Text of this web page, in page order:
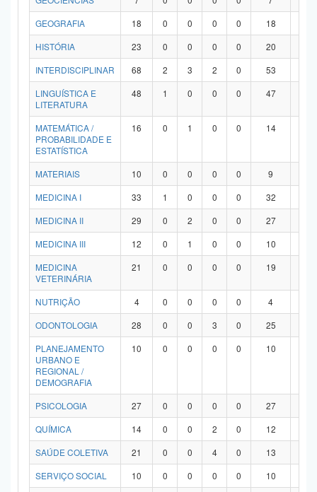
GEOGRAFIA
18 0 0 0 0 18
HISTÓRIA
23 0 0 0 0 20
INTERDISCIPLINAR
68 2 3 2 0 53
LINGUÍSTICA E
LITERATURA
48 1 0 0 0 47
MATEMÁTICA /
PROBABILIDADE E
ESTATÍSTICA
16 0 1 0 0 14
MATERIAIS 10 0 0 0 0 9
MEDICINA I
33 1 0 0 0 32
MEDICINA II
29 0 2 0 0 27
MEDICINA III
12 0 1 0 0 10
MEDICINA
VETERINÁRIA
21 0 0 0 0 19
NUTRIÇÃO 4 0 0 0 0 4
ODONTOLOGIA
28 0 0 3 0 25
PLANEJAMENTO
URBANO E
REGIONAL /
DEMOGRAFIA
10 0 0 0 0 10
PSICOLOGIA 27 0 0 0 0 27
QUÍMICA
14 0 0 2 0 12
SAÚDE COLETIVA
21 0 0 4 0 13
SERVIÇO SOCIAL
10 0 0 0 0 10